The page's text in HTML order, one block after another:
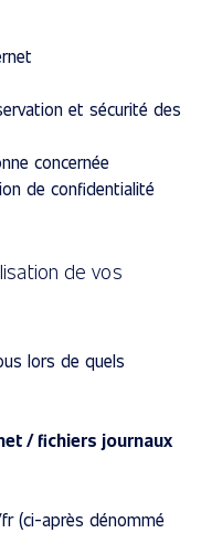
et sécurité des
concernée
de confidentialité
de vos
lors de quels
/ fichiers journaux
(ci-après dénommé